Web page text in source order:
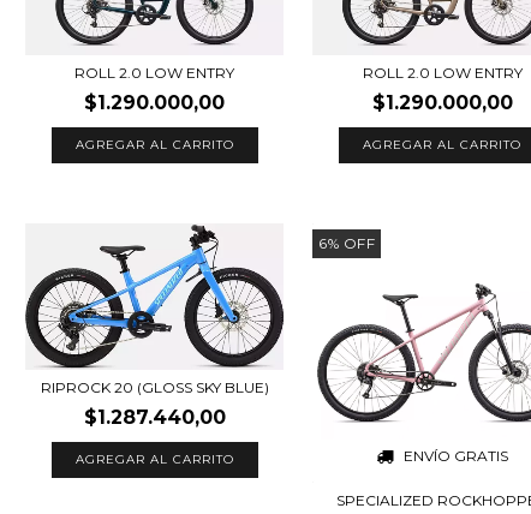
ROLL 2.0 LOW ENTRY
$1.290.000,00
AGREGAR AL CARRITO
ROLL 2.0 LOW ENTRY
$1.290.000,00
AGREGAR AL CARRITO
RIPROCK 20 (GLOSS SKY BLUE)
$1.287.440,00
6% OFF
ENVÍO GRATIS
SPECIALIZED